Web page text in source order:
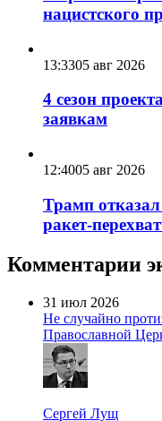
нацистского
13:3305 авг 2026
4 сезон
заявкам
12:4005 авг 2026
Трамп отказал
ракет-
Комментарии
31 июл 2026
Не случайно
Православной
Сергей Лущ